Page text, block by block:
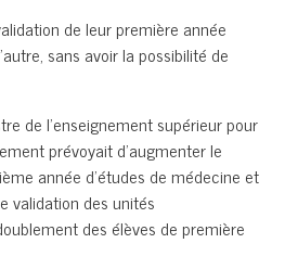
de leur première année
sans avoir la possibilité de
de l’enseignement supérieur pour
prévoyait d’augmenter le
année d’études de médecine et
validation des unités
des élèves de première